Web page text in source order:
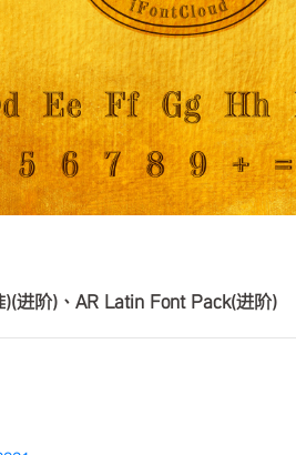
进阶)、AR Latin Font Pack(进阶)